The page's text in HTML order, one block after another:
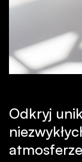
Odkryj